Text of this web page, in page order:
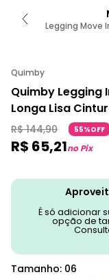
Legging Move
Quimby
Quimby Legging
Longa Lisa
R$ 144,90 55%OFF
R$ 65,21no Pix
É só adicionar
opção de
Tamanho: 06